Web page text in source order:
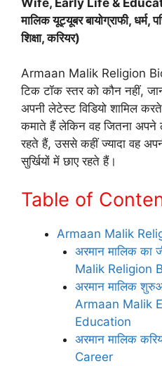
मालिक यूट्यूबर बायोग्राफी, धर्म,
शिक्षा, करियर)
Armaan Malik Religion
टिक टॉक स्तर को कौन नहीं,
अपनी लेटेस्ट विडियो शामिल
कमाते हैं लेकिन वह जितना अपने
रहते हैं, उससे कहीं ज्यादा वह
सुर्खियों में छाए रहते हैं।
Table of
Armaan Malik
अरमान मालिक का
Malik Religion
अरमान मालिक
Armaan Malik
Education
अरमान मालिक
Career